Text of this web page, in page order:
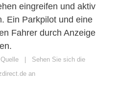
eingreifen und aktiv
Ein Parkpilot und eine
Fahrer durch Anzeige
| Sehen Sie sich die
an